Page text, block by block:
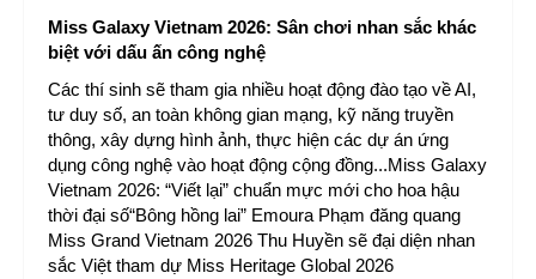
Miss Galaxy Vietnam 2026: Sân chơi nhan sắc khác
biệt với dấu ấn công nghệ
Các thí sinh sẽ tham gia nhiều hoạt động đào tạo về AI,
tư duy số, an toàn không gian mạng, kỹ năng truyền
thông, xây dựng hình ảnh, thực hiện các dự án ứng
dụng công nghệ vào hoạt động cộng đồng...Miss Galaxy
Vietnam 2026: “Viết lại” chuẩn mực mới cho hoa hậu
thời đại số“Bông hồng lai” Emoura Phạm đăng quang
Miss Grand Vietnam 2026 Thu Huyền sẽ đại diện nhan
sắc Việt tham dự Miss Heritage Global 2026